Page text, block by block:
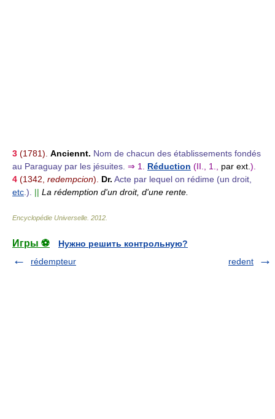
3 (1781). Anciennt. Nom de chacun des établissements fondés
au Paraguay par les jésuites. ⇒ 1. Réduction (II., 1., par ext. ).
4 (1342, redempcion). Dr. Acte par lequel on rédime (un droit,
etc .). || La rédemption d'un droit, d'une rente.
Encyclopédie Universelle 2012
Игры ⚽
Нужно решить контрольную?
rédempteur
redent